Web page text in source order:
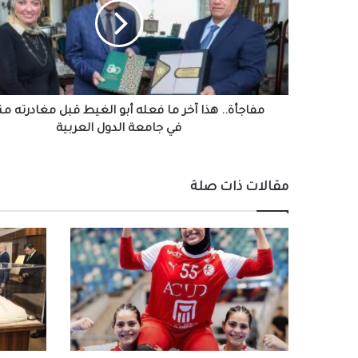
ما
فعله
أبو
الغيط
قبل
مغادرته
منصبهمفاجأة.. هذا آخر ما فعله أبو الغيط قبل مغادرته
في جامعة الدول العربية
مقالات ذات صلة